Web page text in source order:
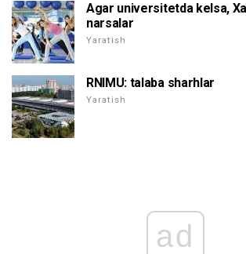
Agar universitetda kelsa,
narsalar
Yaratish
RNIMU: talaba sharhlar
Yaratish
ad